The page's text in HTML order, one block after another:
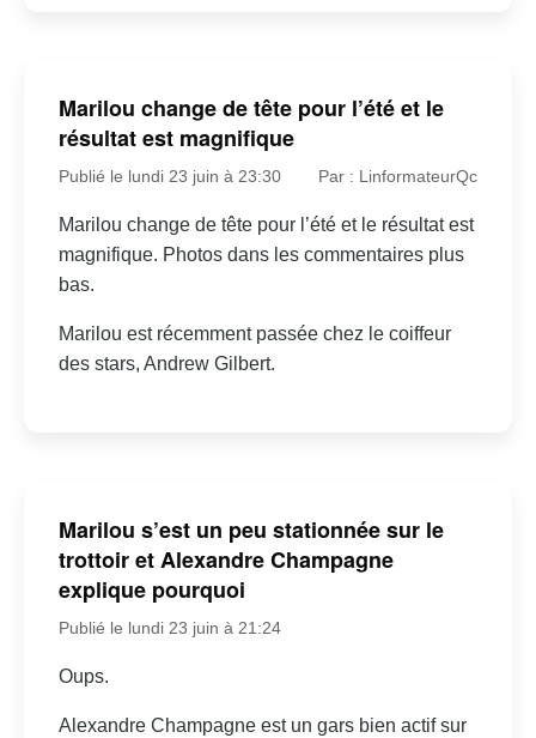
Marilou change de tête pour l’été et le
résultat est magnifique
Publié le lundi 23 juin à 23:30 Par : LinformateurQc
Marilou change de tête pour l’été et le résultat est
magnifique. Photos dans les commentaires plus
bas.
Marilou est récemment passée chez le coiffeur
des stars, Andrew Gilbert.
Marilou s’est un peu stationnée sur le
trottoir et Alexandre Champagne
explique pourquoi
Publié le lundi 23 juin à 21:24
Oups.
Alexandre Champagne est un gars bien actif sur